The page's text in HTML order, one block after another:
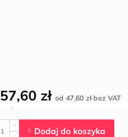
57,60 zł od47,60 złbez VAT